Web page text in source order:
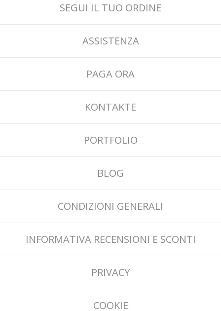
SEGUI IL TUO ORDINE
ASSISTENZA
PAGA ORA
KONTAKTE
PORTFOLIO
BLOG
CONDIZIONI GENERALI
INFORMATIVA RECENSIONI E SCONTI
PRIVACY
COOKIE